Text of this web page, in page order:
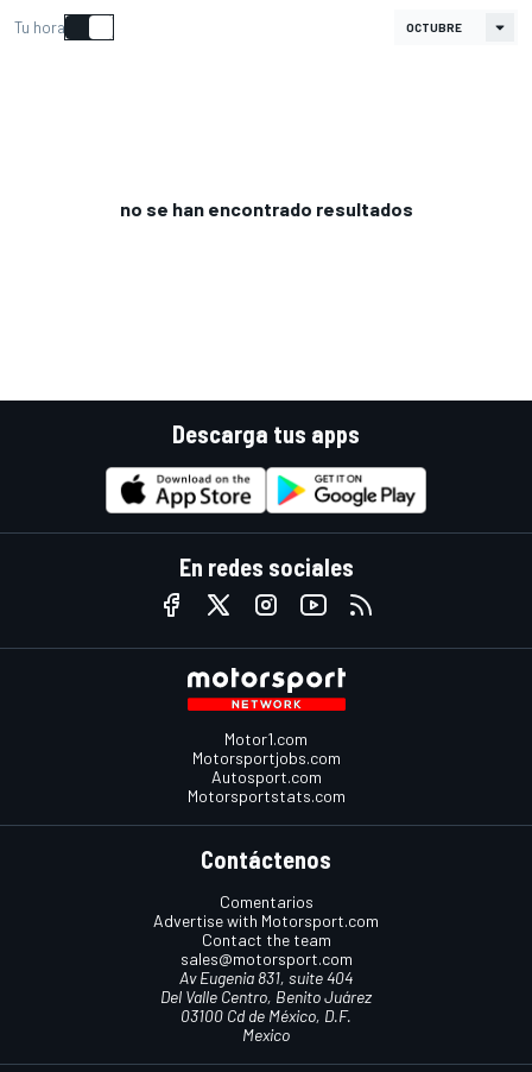
Tu hora
no se han encontrado resultados
Descarga tus apps
En redes sociales
Motor1.com
Motorsportjobs.com
Autosport.com
Motorsportstats.com
Contáctenos
Comentarios
Advertise with Motorsport.com
Contact the team
sales@motorsport.com
Av Eugenia 831, suite 404
Del Valle Centro, Benito Juárez
03100 Cd de México, D.F.
Mexico